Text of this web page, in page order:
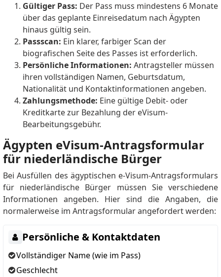
Gültiger Pass: Der Pass muss mindestens 6 Monate
über das geplante Einreisedatum nach Ägypten
hinaus gültig sein.
Passscan: Ein klarer, farbiger Scan der
biografischen Seite des Passes ist erforderlich.
Persönliche Informationen: Antragsteller müssen
ihren vollständigen Namen, Geburtsdatum,
Nationalität und Kontaktinformationen angeben.
Zahlungsmethode: Eine gültige Debit- oder
Kreditkarte zur Bezahlung der eVisum-
Bearbeitungsgebühr.
Ägypten eVisum-Antragsformular
für niederländische Bürger
Bei Ausfüllen des ägyptischen e-Visum-Antragsformulars
für niederländische Bürger müssen Sie verschiedene
Informationen angeben. Hier sind die Angaben, die
normalerweise im Antragsformular angefordert werden:
Persönliche & Kontaktdaten
Vollständiger Name (wie im Pass)
Geschlecht